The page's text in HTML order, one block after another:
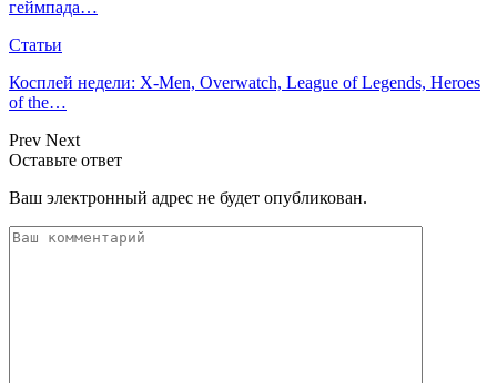
геймпада…
Статьи
Косплей недели: X-Men, Overwatch, League of Legends, Heroes
of the…
Prev Next
Оставьте ответ
Ваш электронный адрес не будет опубликован.